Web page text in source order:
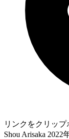
リンクをクリップ
Shou Arisaka 2022